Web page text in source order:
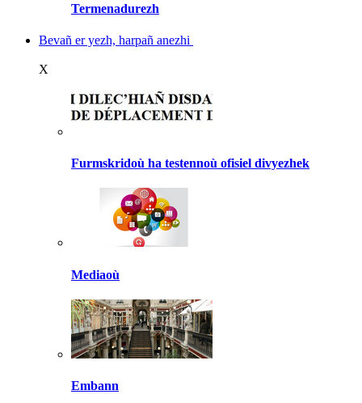
Termenadurezh
Bevañ er yezh, harpañ anezhi
X
Furmskridoù ha testennoù ofisiel divyezhek
Mediaoù
Embann